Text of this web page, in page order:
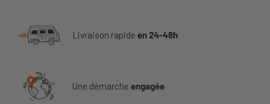
Livraison rapide en 24-48h
Une démarche engagée